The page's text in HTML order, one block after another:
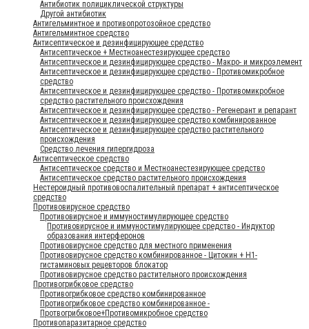
Антибиотик полициклической структуры
Другой антибиотик
Антигельминтное и противопротозойное средство
Антигельминтное средство
Антисептическое и дезинфицирующее средство
Антисептическое + Местноанестезирующее средство
Антисептическое и дезинфицирующее средство - Макро- и микроэлемент
Антисептическое и дезинфицирующее средство - Противомикробное
средство
Антисептическое и дезинфицирующее средство - Противомикробное
средство растительного происхождения
Антисептическое и дезинфицирующее средство - Регенерант и репарант
Антисептическое и дезинфицирующее средство комбинированное
Антисептическое и дезинфицирующее средство растительного
происхождения
Средство лечения гипергидроза
Антисептическое средство
Антисептическое средство и Местноанестезирующее средство
Антисептическое средство растительного происхождения
Нестероидный противовоспалительный препарат + антисептическое
средство
Противовирусное средство
Противовирусное и иммуностимулирующее средство
Противовирусное и иммуностимулирующее средство - Индуктор
образования интерферонов
Противовирусное средство для местного применения
Противовирусное средство комбинированное - Цитокин + Н1-
гистаминовых рецевторов блокатор
Противовирусное средство растительного происхождения
Противогрибковое средство
Противогрибковое средство комбинированное
Противогрибковое средство комбинированное -
Протвогрибковое+Противомикробное средство
Противопаразитарное средство